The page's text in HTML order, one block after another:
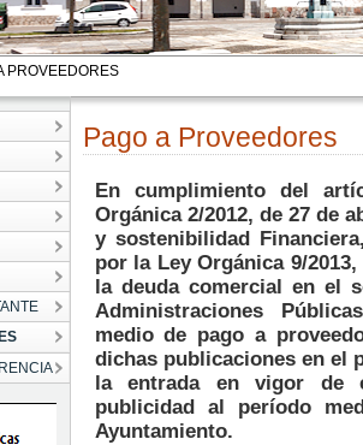
PROVEEDORES
Pago a Proveedores
En cumplimiento del
Orgánica 2/2012, de 27 de
y sostenibilidad
por la Ley Orgánica 9/
la deuda comercial en el
Administraciones
medio de pago a
dichas publicaciones en el
la entrada en vigor de
publicidad al período
Ayuntamiento.